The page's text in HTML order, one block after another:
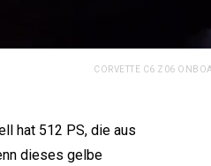
CORVETTE C6 Z06
hat 512 PS, die aus
dieses gelbe